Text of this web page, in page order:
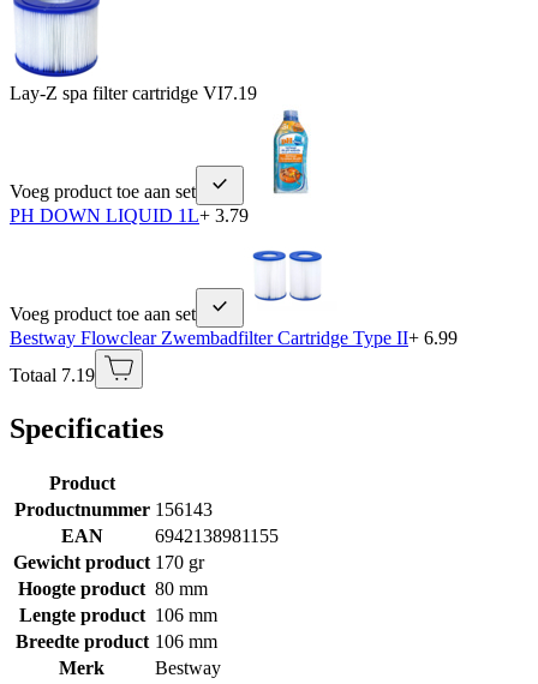
Lay-Z spa filter cartridge VI7.19
Voeg product toe aan set
PH DOWN LIQUID 1L+ 3.79
Voeg product toe aan set
Bestway Flowclear Zwembadfilter Cartridge Type II+ 6.99
Totaal 7.19
Specificaties
Product
Productnummer 156143
EAN
6942138981155
Gewicht product 170 gr
Hoogte product 80 mm
Lengte product 106 mm
Breedte product 106 mm
Merk
Bestway